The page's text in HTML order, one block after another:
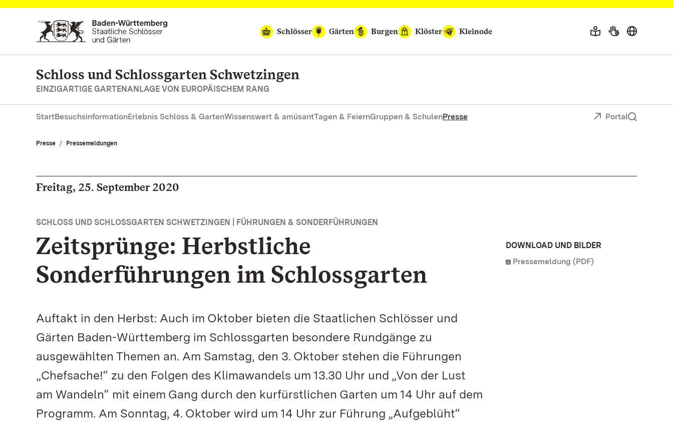
Zum Hauptinhalt springen
Schlösser
Gärten Burgen Klöster Kleinode
Schloss und Schlossgarten Schwetzingen
EINZIGARTIGE GARTENANLAGE VON EUROPÄISCHEM RANG
StartBesuchsinformationErlebnis Schloss & GartenWissenswert & amüsantTagen & FeiernGruppen & SchulenPresse Portal
Presse Pressemeldungen
Freitag, 25. September 2020
SCHLOSS UND SCHLOSSGARTEN SCHWETZINGEN | FÜHRUNGEN & SONDERFÜHRUNGEN
Zeitsprünge: Herbstliche
Sonderführungen im Schlossgarten
Auftakt in den Herbst: Auch im Oktober bieten die Staatlichen Schlösser und
Gärten Baden-Württemberg im Schlossgarten besondere Rundgänge zu
ausgewählten Themen an. Am Samstag, den 3. Oktober stehen die Führungen
„Chefsache!“ zu den Folgen des Klimawandels um 13.30 Uhr und „Von der Lust
am Wandeln“ mit einem Gang durch den kurfürstlichen Garten um 14 Uhr auf dem
Programm. Am Sonntag, 4. Oktober wird um 14 Uhr zur Führung „Aufgeblüht“
DOWNLOAD UND BILDER
Pressemeldung (PDF)